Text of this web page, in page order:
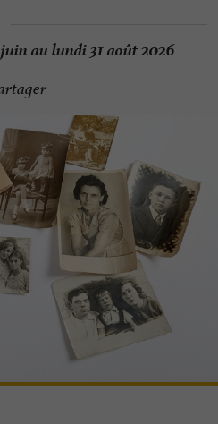
au lundi 31 août 2026